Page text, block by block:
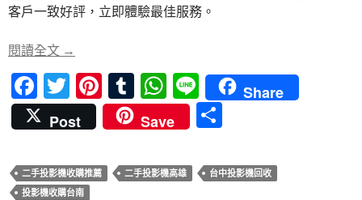
o
o
k
t
r
A
p
客戶一致好評，立即體驗最佳服務。
閱讀全文 專業推薦的台中、台南、高雄二手投影機收購服務
→
F
ac
e
b
o
T
w
itt
er
Pi
nt
er
es
t
T
u
m
bl
r
W
h
at
s
A
Li
n
e
Share
Post
Save
二手投影機收購推薦 二手投影機高雄
台中投影機回收
投影機收購台南